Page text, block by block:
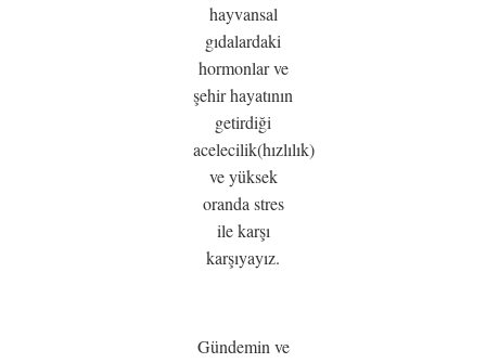
hayvansal
gıdalardaki
hormonlar ve
şehir hayatının
getirdiği
acelecilik(hızlılık)
ve yüksek
oranda stres
ile karşı
karşıyayız.
Gündemin ve